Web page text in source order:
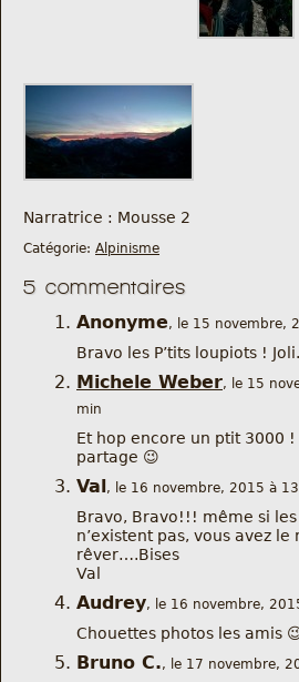
Narratrice : Mousse 2
Catégorie: Alpinisme
5 commentaires
Anonyme, le 15 novembre,
Bravo les P’tits loupiots ! Joli.
Michele Weber, le 15
min
Et hop encore un ptit 3000
partage 😉
Val, le 16 novembre, 2015 à
Bravo, Bravo!!! même si
n’existent pas, vous avez
rêver….Bises
Val
Audrey, le 16 novembre,
Chouettes photos les amis
Bruno C., le 17 novembre,